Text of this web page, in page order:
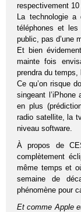
respectivement
La technologie
téléphones et
public, pas d’une
Et bien
mainte fois
prendra du temps,
Ce qu’on risque
singeant
en plus
radio satellite, la
niveau software.
À propos de
complètement
même temps et
semaine de
phénomène pour
Et comme Apple